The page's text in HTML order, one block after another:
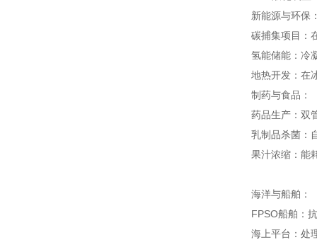
新能源与环保
碳捕集项目：
氢能储能：冷
地热开发：在
制药与食品：
药品生产：双
乳制品杀菌：
果汁浓缩：能
海洋与船舶：
FPSO船舶：
海上平台：处